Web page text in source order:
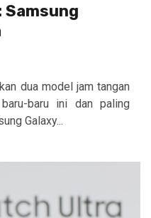
Samsung
dua model jam tangan
baru ini dan paling
Galaxy...